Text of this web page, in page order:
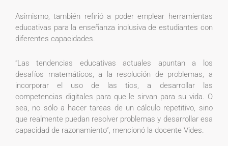
Asimismo, también refirió a poder emplear herramientas
educativas para la enseñanza inclusiva de estudiantes con
diferentes capacidades.
“Las tendencias educativas actuales apuntan a los
desafíos matemáticos, a la resolución de problemas, a
incorporar el uso de las tics, a desarrollar las
competencias digitales para que le sirvan para su vida. O
sea, no sólo a hacer tareas de un cálculo repetitivo, sino
que realmente puedan resolver problemas y desarrollar esa
capacidad de razonamiento”, mencionó la docente Vides.